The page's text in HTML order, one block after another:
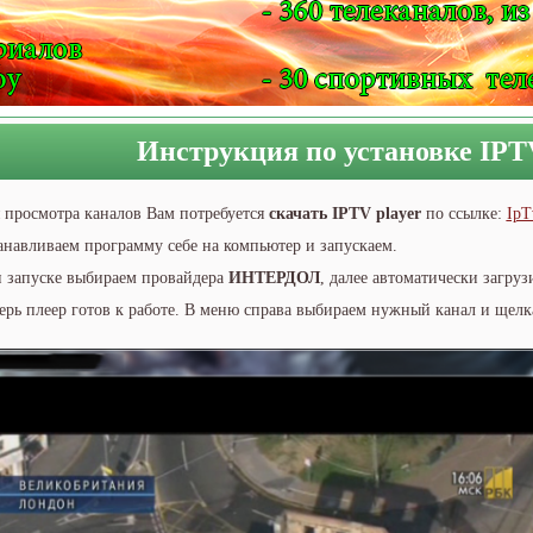
Инструкция по установке
каналов Вам потребуется скачать IPTV player по ссылке:
программу себе на компьютер и запускаем.
выбираем провайдера ИНТЕРДОЛ, далее автоматически
плеер готов к работе. В меню справа выбираем нужный канал и